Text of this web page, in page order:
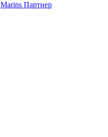
Marins Партнер